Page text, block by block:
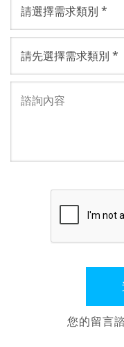
您的留言